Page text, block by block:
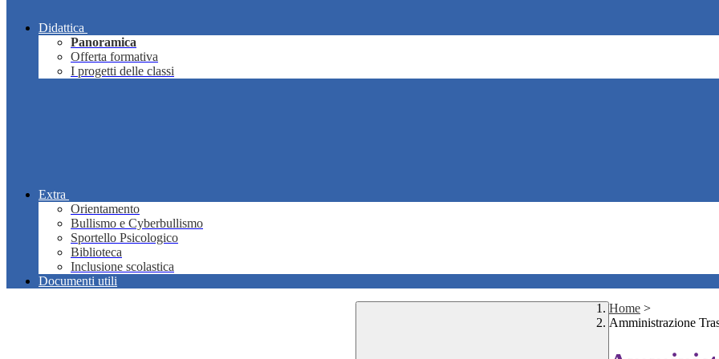
Didattica
Panoramica
Offerta formativa
I progetti delle classi
Extra
Orientamento
Bullismo e Cyberbullismo
Sportello Psicologico
Biblioteca
Inclusione scolastica
Documenti utili
Home >
Amministrazione